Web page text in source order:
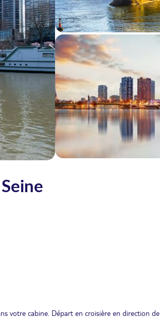
votre cabine. Départ en croisière en direction de